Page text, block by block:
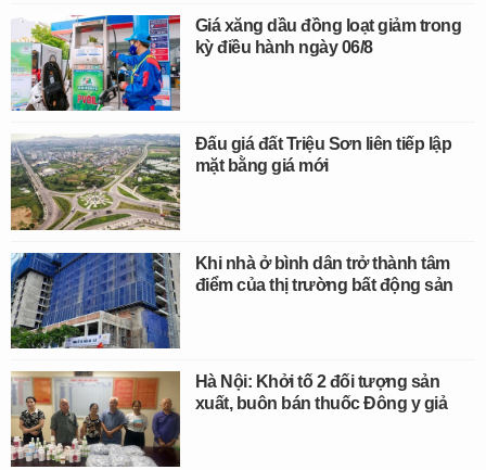
Giá xăng dầu đồng loạt giảm trong
kỳ điều hành ngày 06/8
Đấu giá đất Triệu Sơn liên tiếp lập
mặt bằng giá mới
Khi nhà ở bình dân trở thành tâm
điểm của thị trường bất động sản
Hà Nội: Khởi tố 2 đối tượng sản
xuất, buôn bán thuốc Đông y giả